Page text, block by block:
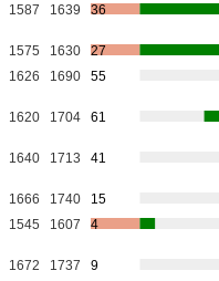
1587 1639 36
1575 1630
27
1626 1690 55
1620 1704 61
1640 1713 41
1666 1740
15
1545 1607 4
1672 1737 9